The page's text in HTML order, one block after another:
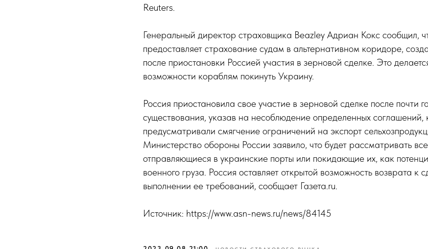
Reuters.
Генеральный директор страховщика Beazley Адриан Кокс сообщил,
предоставляет страхование судам в альтернативном коридоре,
после приостановки Россией участия в зерновой сделке. Это
возможности кораблям покинуть Украину.
Россия приостановила свое участие в зерновой сделке после почти
существования, указав на несоблюдение определенных соглашений,
предусматривали смягчение ограничений на экспорт
Министерство обороны России заявило, что будет рассматривать
отправляющиеся в украинские порты или покидающие их, как
военного груза. Россия оставляет открытой возможность возврата к
выполнении ее требований, сообщает Газета.ru.
Источник: https://www.asn-news.ru/news/84145